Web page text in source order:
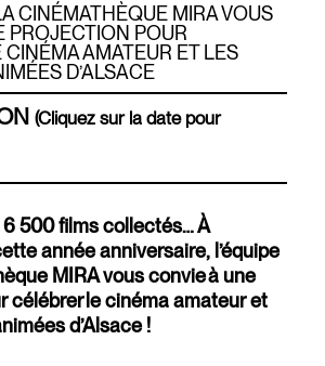
CINÉMATHÈQUE MIRA VOUS
PROJECTION POUR
CINÉMA AMATEUR ET LES
D’ALSACE
(Cliquez sur la date pour
500 films collectés… À
année anniversaire, l’équipe
MIRA vous convie à une
célébrer le cinéma amateur et
d’Alsace !